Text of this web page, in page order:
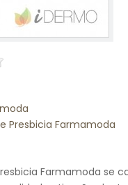
Presbicia Farmamoda
Farmamoda se